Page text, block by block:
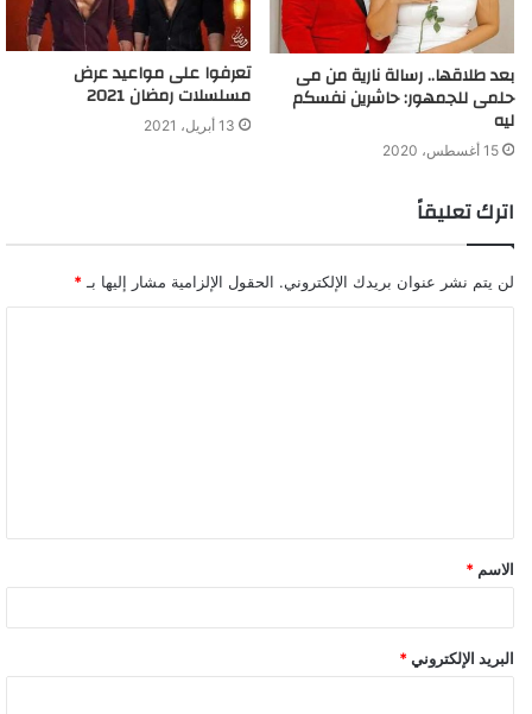
بعد طلاقها.. رسالة نارية من مى
حلمى للجمهور: حاشرين نفسكم
ليه
15 أغسطس، 2020
تعرفوا على مواعيد عرض
مسلسلات رمضان 2021
13 أبريل، 2021
اترك تعليقاً
لن يتم نشر عنوان بريدك الإلكتروني. الحقول الإلزامية مشار إليها بـ *
الاسم *
البريد الإلكتروني *